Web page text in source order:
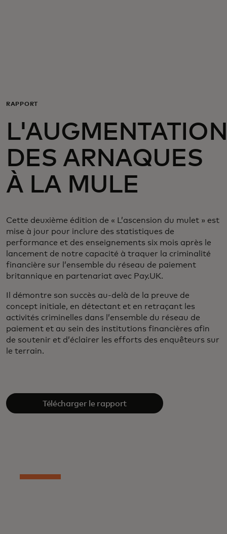
Actualités et tendances
RAPPORT
L'AUGMENTATION
DES ARNAQUES
À LA MULE
Cette deuxième édition de « L’ascension du mulet » est
mise à jour pour inclure des statistiques de
performance et des enseignements six mois après le
lancement de notre capacité à traquer la criminalité
financière sur l’ensemble du réseau de paiement
britannique en partenariat avec Pay.UK.
Il démontre son succès au-delà de la preuve de
concept initiale, en détectant et en retraçant les
activités criminelles dans l’ensemble du réseau de
paiement et au sein des institutions financières afin
de soutenir et d’éclairer les efforts des enquêteurs sur
le terrain.
Télécharger le rapport